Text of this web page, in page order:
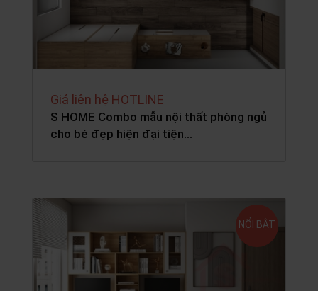
Giá liên hệ HOTLINE
S HOME Combo mẫu nội thất phòng ngủ
cho bé đẹp hiện đại tiện…
NỔI BẬT